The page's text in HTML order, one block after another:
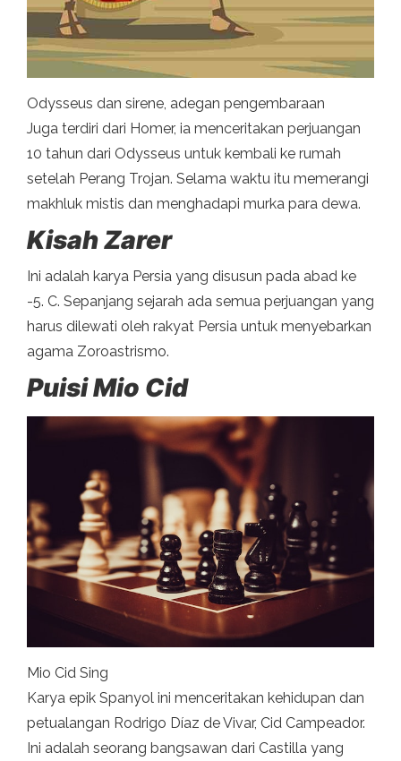
Odysseus dan sirene, adegan pengembaraan
Juga terdiri dari Homer, ia menceritakan perjuangan
10 tahun dari Odysseus untuk kembali ke rumah
setelah Perang Trojan. Selama waktu itu memerangi
makhluk mistis dan menghadapi murka para dewa.
Kisah Zarer
Ini adalah karya Persia yang disusun pada abad ke
-5. C. Sepanjang sejarah ada semua perjuangan yang
harus dilewati oleh rakyat Persia untuk menyebarkan
agama Zoroastrismo.
Puisi Mio Cid
Mio Cid Sing
Karya epik Spanyol ini menceritakan kehidupan dan
petualangan Rodrigo Díaz de Vivar, Cid Campeador.
Ini adalah seorang bangsawan dari Castilla yang